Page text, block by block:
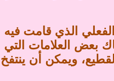
التاريخ الفعلي الذي قامت فيه
بعض العلامات التي
ويمكن أن ينتفخ